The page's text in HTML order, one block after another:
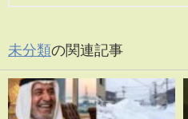
未分類の関連記事